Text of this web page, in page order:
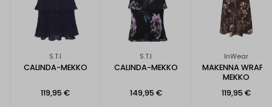
S.T.I
CALINDA-MEKKO
119,95 €
S.T.I
CALINDA-MEKKO
149,95 €
InWear
MAKENNA WRAP -
MEKKO
119,95 €